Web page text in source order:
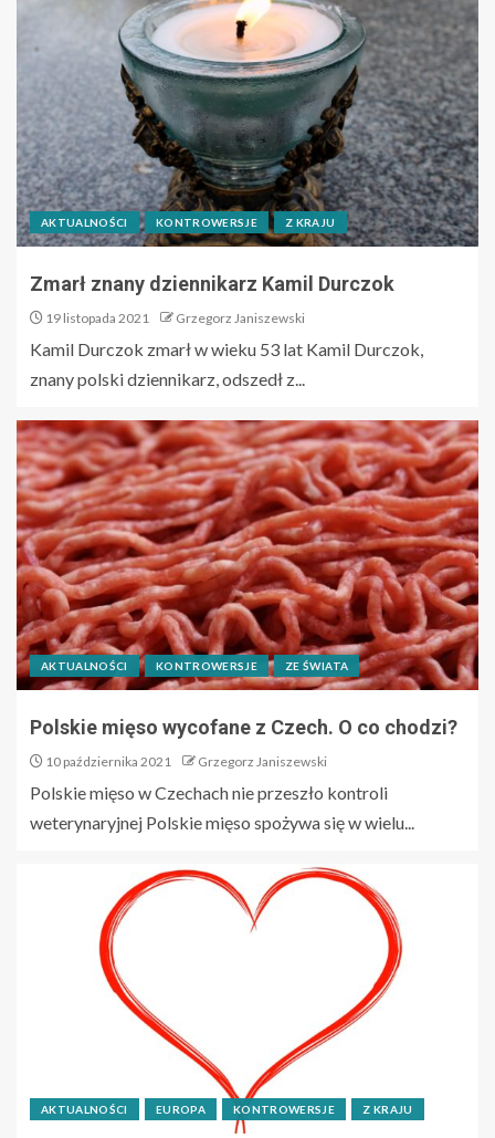
AKTUALNOŚCI KONTROWERSJE Z KRAJU
Zmarł znany dziennikarz Kamil Durczok
19 listopada 2021 Grzegorz Janiszewski
Kamil Durczok zmarł w wieku 53 lat Kamil Durczok,
znany polski dziennikarz, odszedł z...
AKTUALNOŚCI KONTROWERSJE ZE ŚWIATA
Polskie mięso wycofane z Czech. O co chodzi?
10 października 2021 Grzegorz Janiszewski
Polskie mięso w Czechach nie przeszło kontroli
weterynaryjnej Polskie mięso spożywa się w wielu...
AKTUALNOŚCI EUROPA KONTROWERSJE Z KRAJU